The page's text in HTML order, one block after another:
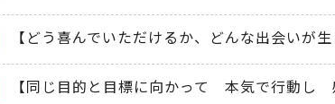
【どう喜んでいただけるか、どんな出会いが生
【同じ目的と目標に向かって 本気で行動し